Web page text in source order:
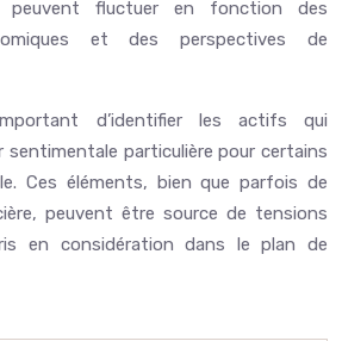
peuvent fluctuer en fonction des
et des perspectives de
d’identifier les actifs qui
sentimentale particulière pour certains
Ces éléments, bien que parfois de
peuvent être source de tensions
en considération dans le plan de